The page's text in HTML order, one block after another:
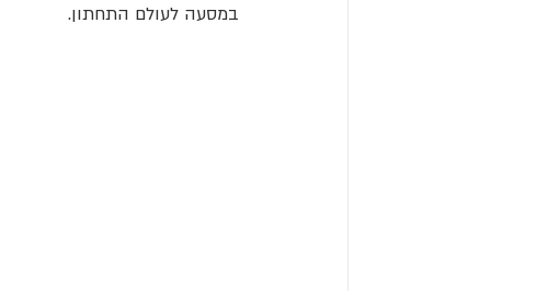
במסעה לעולם התחתון.